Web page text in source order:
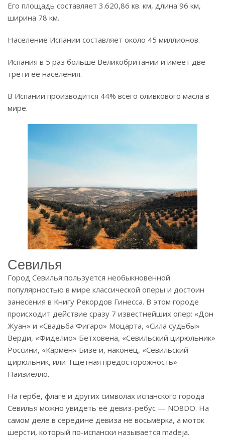
Его площадь составляет 3.620,86 кв. км, длина 96 км,
ширина 78 км.
Население Испании составляет около 45 миллионов.
Испания в 5 раз больше Великобритании и имеет две
трети ее населения.
В Испании производится 44% всего оливкового масла в
мире.
Севилья
Город Севилья пользуется необыкновенной
популярностью в мире классической оперы и достоин
занесения в Книгу Рекордов Гинесса. В этом городе
происходит действие сразу 7 известнейших опер: «Дон
Жуан» и «Свадьба Фигаро» Моцарта, «Сила судьбы»
Верди, «Фиделио» Бетховена, «Севильский цирюльник»
Россини, «Кармен» Бизе и, наконец, «Севильский
цирюльник, или Тщетная предосторожность»
Паизиелло.
На гербе, флаге и других символах испанского города
Севилья можно увидеть её девиз-ребус — NO8DO. На
самом деле в середине девиза не восьмёрка, а моток
шерсти, который по-испански называется madeja.